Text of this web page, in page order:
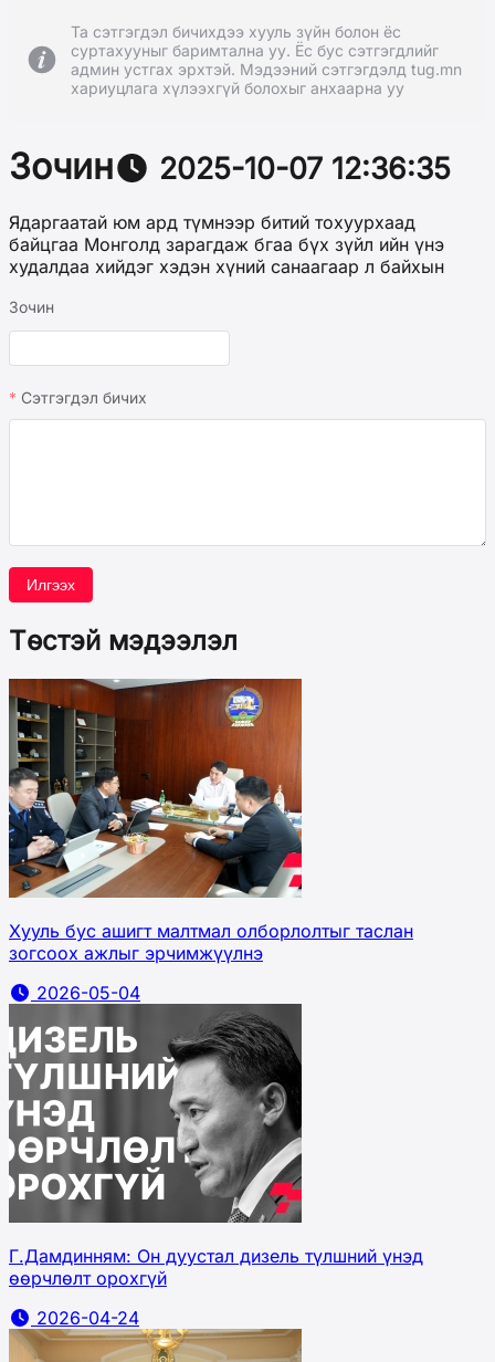
Та сэтгэгдэл бичихдээ хууль зүйн болон ёс
суртахууныг баримтална уу. Ёс бус сэтгэгдлийг
админ устгах эрхтэй. Мэдээний сэтгэгдэлд tug.mn
хариуцлага хүлээхгүй болохыг анхаарна уу
Зочин 2025-10-07 12:36:35
Ядаргаатай юм ард түмнээр битий тохуурхаад
байцгаа Монголд зарагдаж бгаа бүх зүйл ийн үнэ
худалдаа хийдэг хэдэн хүний санаагаар л байхын
Зочин
Сэтгэгдэл бичих
Илгээх
Төстэй мэдээлэл
Хууль бус ашигт малтмал олборлолтыг таслан
зогсоох ажлыг эрчимжүүлнэ
2026-05-04
Г.Дамдинням: Он дуустал дизель түлшний үнэд
өөрчлөлт орохгүй
2026-04-24